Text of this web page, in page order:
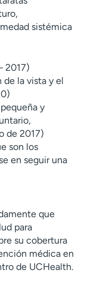
sistémica
2017)
de la vista y el
y
de 2017)
son los
en seguir una
que
para
su cobertura
médica en
de UCHealth.